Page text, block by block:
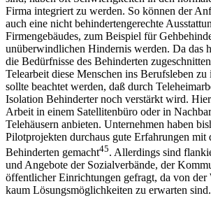
Firma integriert zu werden. So können der
auch eine nicht behindertengerechte
Firmengebäudes, zum Beispiel für
unüberwindlichen Hindernis werden. Da das
die Bedürfnisse des Behinderten
Telearbeit diese Menschen ins Berufsleben
sollte beachtet werden, daß durch
Isolation Behinderter noch verstärkt wird.
Arbeit in einem Satellitenbüro oder in
Telehäusern anbieten. Unternehmen haben
Pilotprojekten durchaus gute Erfahrungen mit
Behinderten gemacht45. Allerdings sind
und Angebote der Sozialverbände, der
öffentlicher Einrichtungen gefragt, da von der
kaum Lösungsmöglichkeiten zu erwarten sind.